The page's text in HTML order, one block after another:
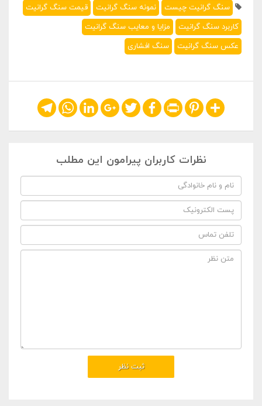
سنگ گرانیت چیست نمونه سنگ گرانیت
قیمت سنگ گرانیت
کاربرد سنگ گرانیت
مزایا و معایب سنگ گرانیت
عکس سنگ گرانیت
سنگ افشاری
Share
Pinterest
Print
Facebook
Twitter
Google+
LinkedIn
WhatsApp
Telegram
نظرات کاربران پیرامون این مطلب